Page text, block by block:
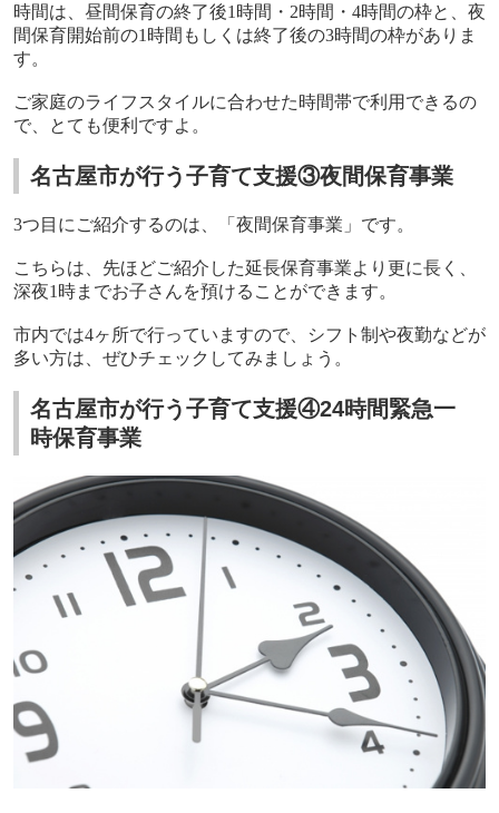
時間は、昼間保育の終了後1 時間・ 2時間・ 4時間の枠と、夜
間保育開始前の1 時間もしくは終了後の3時間の枠がありま
す。
ご家庭のライフスタイルに合わせた時間帯で利用できるの
で、とても便利ですよ。
名古屋市が行う子育て支援③夜間保育事業
3つ目にご紹介するのは、「夜間保育事業」です。
こちらは、先ほどご紹介した延長保育事業より更に長く、
深夜1 時までお子さんを預けることができます。
市内では4ヶ所で行っていますので、シフト制や夜勤などが
多い方は、ぜひチェックしてみましょう。
名古屋市が行う子育て支援④24時間緊急一
時保育事業